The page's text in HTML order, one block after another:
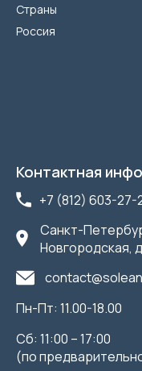
Страны
Россия
Контактная
+7 (812) 603-27-
Санкт-
Новгородская,
Пн-Пт: 11.00-18.00
Сб: 11:00 – 17:00
(по